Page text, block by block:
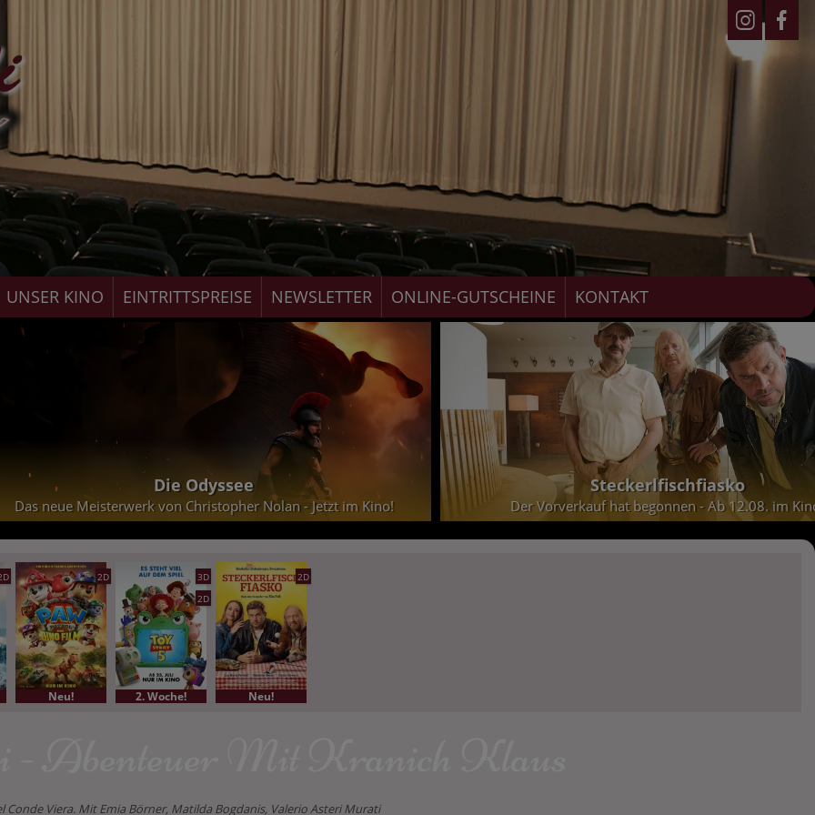
UNSER KINO EINTRITTSPREISE NEWSLETTER ONLINE-GUTSCHEINE KONTAKT
Odyssee
Christopher Nolan - Jetzt im Kino!
Steckerlfischfiasko
Der Vorverkauf hat begonnen - Ab 12.08. im Kino.
2D
Neu!
3D
2D
2. Woche!
2D
Neu!
Conde Viera. Mit Emia Börner, Matilda Bogdanis, Valerio Asteri Murati